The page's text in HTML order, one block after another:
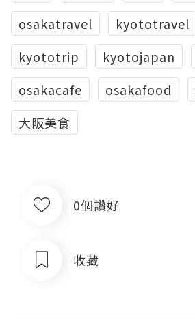
osakatravel
kyototravel
kyototrip
kyotojapan
osakacafe
osakafood
大阪美食
0個讚好
收藏